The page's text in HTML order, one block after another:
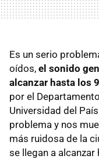
Es un serio
oídos, el sonido
alcanzar hasta los
por el
Universidad del
problema y nos
más ruidosa de la
se llegan a